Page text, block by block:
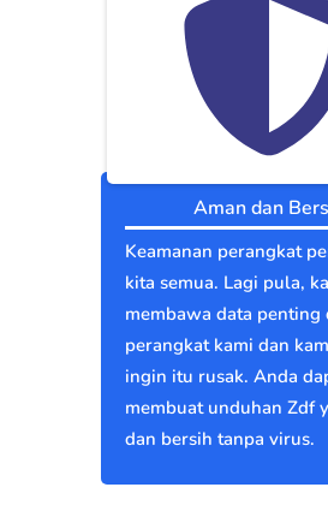
Aman dan
Keamanan perangkat
kita semua. Lagi pula,
membawa data penting
perangkat kami dan
ingin itu rusak. Anda
membuat unduhan Zdf
dan bersih tanpa virus.